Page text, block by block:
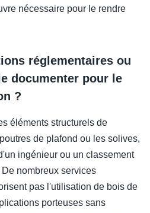
nécessaire pour le rendre
réglementaires ou
documenter pour le
?
éléments structurels de
de plafond ou les solives,
ingénieur ou un classement
nombreux services
pas l'utilisation de bois de
porteuses sans